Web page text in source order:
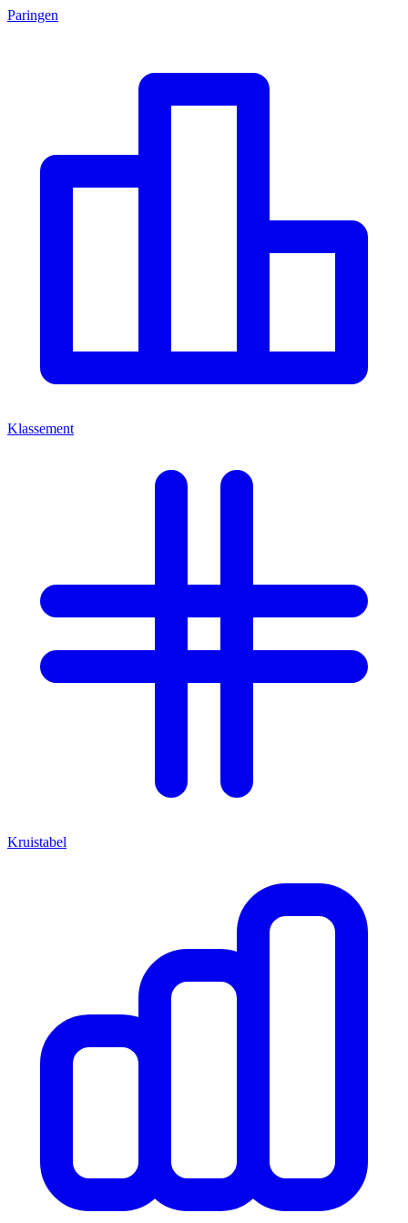
Paringen
Klassement
Kruistabel